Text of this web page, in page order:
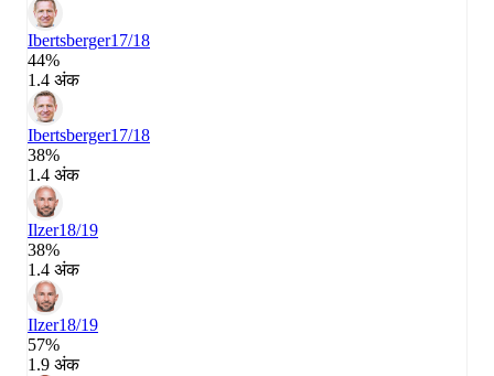
Ibertsberger17/18
44%
1.4 अंक
Ibertsberger17/18
38%
1.4 अंक
Ilzer18/19
38%
1.4 अंक
Ilzer18/19
57%
1.9 अंक